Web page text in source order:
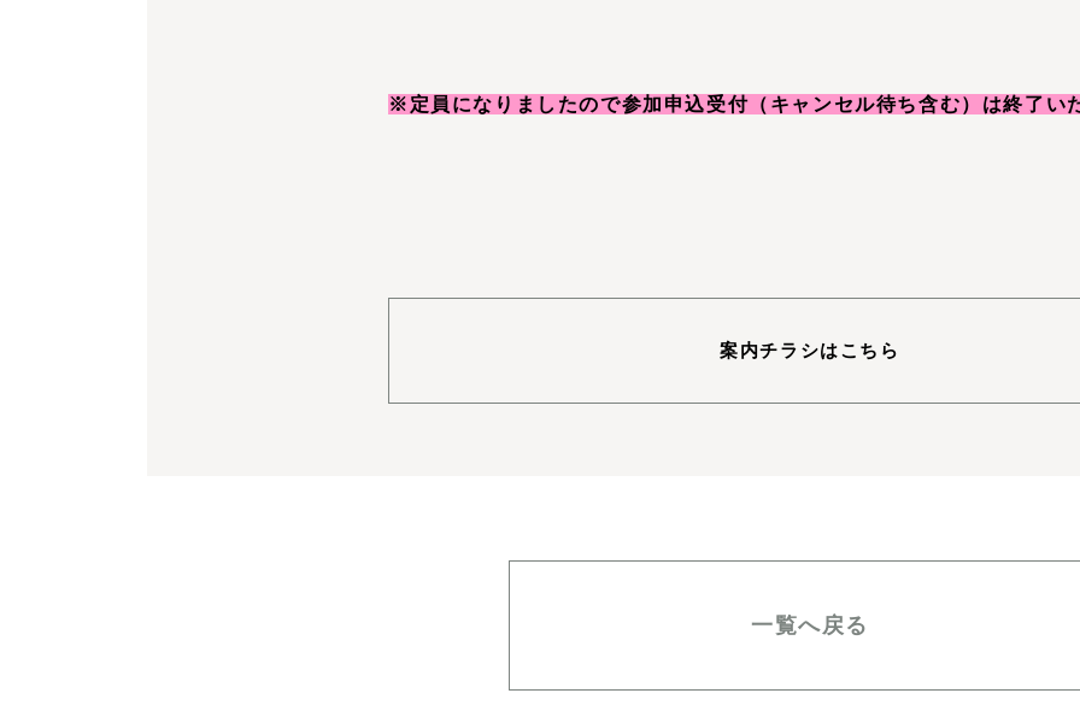
※定員になりましたので参加申込受付（キャンセル待ち含む）は終了い
案内チラシはこちら
一覧へ戻る